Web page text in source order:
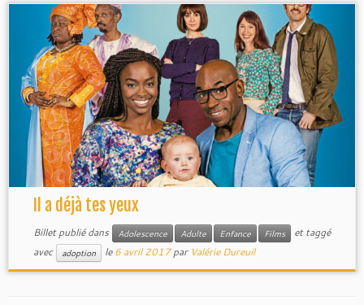
Il a déjà tes yeux
Billet publié dans Adolescence Adulte Enfance Films
et taggé
avec
adoption le6 avril 2017 par Valérie Dureuil